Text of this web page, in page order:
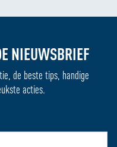
NIEUWSBRIEF
de beste tips, handige
acties.